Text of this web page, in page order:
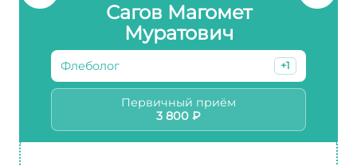
Сагов Магомет
Муратович
Флеболог +1
Первичный приём
3 800 ₽